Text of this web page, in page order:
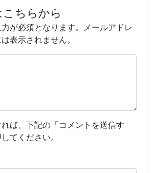
ちらから
が必須となります。メールアドレ
表示されません。
ば、下記の「コメントを送信す
てください。